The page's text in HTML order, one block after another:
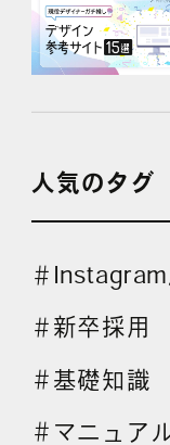
人気のタグ
＃
＃ 新卒採用
＃ 基礎知識
＃ マニュア